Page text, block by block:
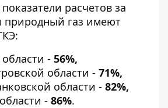
расчетов за
природный газ имеют
- 56%,
области - 71%,
области - 82%,
- 86%.